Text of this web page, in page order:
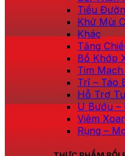
Tiểu
Khử Mùi
Khác
Tăng
Bổ Khớp
Tim
Trĩ – Táo
Hỗ Trợ
U Bướu –
Viêm
Rụng –